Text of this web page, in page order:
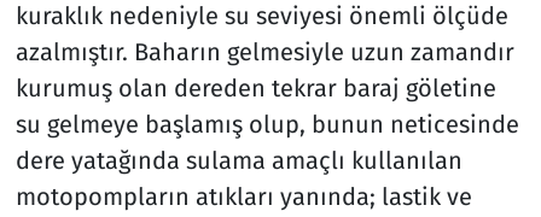
kuraklık nedeniyle su seviyesi önemli ölçüde
azalmıştır. Baharın gelmesiyle uzun zamandır
kurumuş olan dereden tekrar baraj göletine
su gelmeye başlamış olup, bunun neticesinde
dere yatağında sulama amaçlı kullanılan
motopompların atıkları yanında; lastik ve